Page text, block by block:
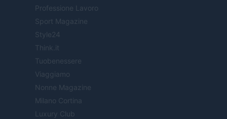
Professione Lavoro
Sport Magazine
Style24
Think.it
Tuobenessere
Viaggiamo
Nonne Magazine
Milano Cortina
Luxury Club